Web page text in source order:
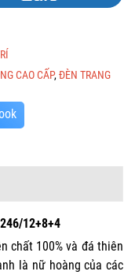
CAO CẤP, ĐÈN TRANG
12+8+4
chất 100% và đá thiên
là nữ hoàng của các